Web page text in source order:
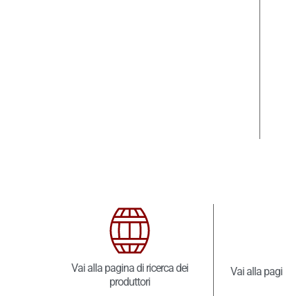
Vai alla pagina di ricerca dei
produttori
Vai alla